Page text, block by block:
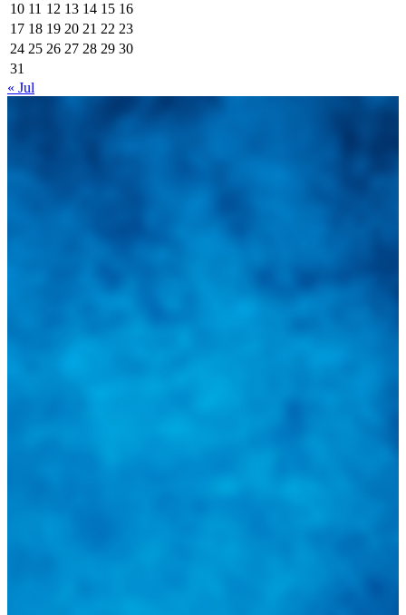
10 11 12 13 14 15 16
17 18 19 20 21 22 23
24 25 26 27 28 29 30
31
« Jul